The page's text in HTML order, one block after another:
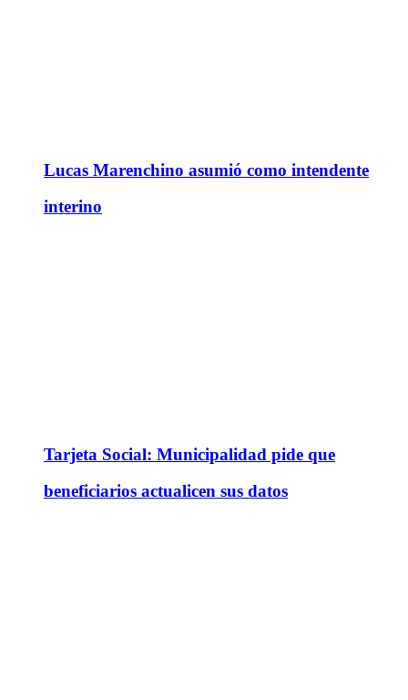
Lucas Marenchino asumió como intendente
interino
Tarjeta Social: Municipalidad pide que
beneficiarios actualicen sus datos